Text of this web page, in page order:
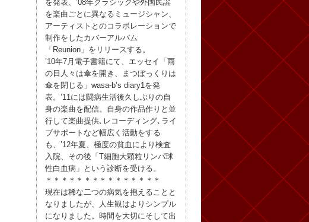
を発表、’08年クラシックや外国民謡
を楽曲ごとに異なるミュージシャン、
アーティストとのコラボレーションで
制作をしたカバーアルバム
「Reunion」をリリースする。
’10年7月電子書籍にて、エッセイ「雨
の日人々は傘を開き、まつぼっくりは
傘を閉じる」wasa-b’s diary1を発
表。’11には闘病生活後久しぶりの自
身の楽曲を配信。自身の作品作りと並
行して楽曲提供､レコーディング､ライ
ブサポートなど幅広く活動をする
も、’12年夏、極度の貧血により検査
入院、その後「T細胞大顆粒リンパ球
性白血病」という診断を受ける。
＊＊＊＊＊＊＊＊＊＊＊＊＊＊＊
現在は稀な二つの病気を抱えることと
なりましたが、人生観はよりシンプル
になりました。時間を大切にそして出